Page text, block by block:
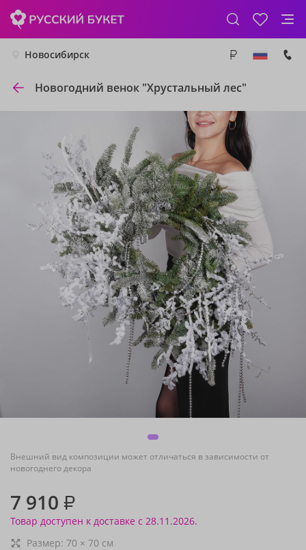
Новосибирск
Новогодний венок "Хрустальный лес"
Внешний вид композиции может отличаться в зависимости от
новогоднего декора
7 910 ₽
Товар доступен к доставке с 28.11.2026.
Размер: 70 × 70 см